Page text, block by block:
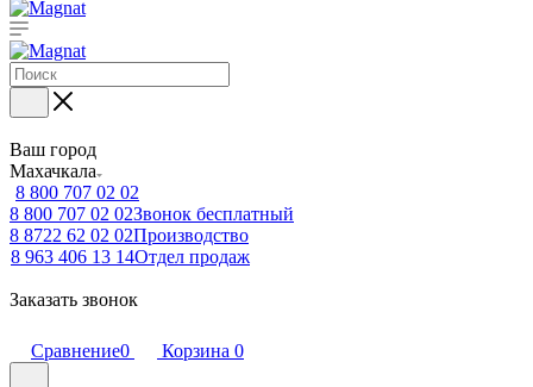
Ваш город
Махачкала
8 800 707 02 02
8 800 707 02 02Звонок бесплатный
8 8722 62 02 02Производство
8 963 406 13 14Отдел продаж
Заказать звонок
Сравнение0 Корзина 0